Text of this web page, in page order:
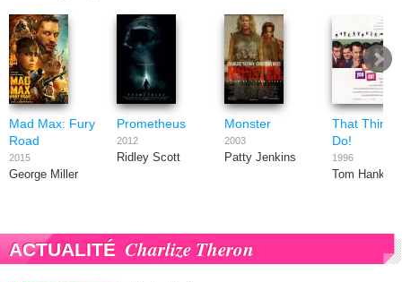
Mad Max: Fury
Road
2015
George Miller
Prometheus
2012
Ridley Scott
Monster
2003
Patty Jenkins
That Thing
Do!
1996
Tom Hanks
ACTUALITÉ Charlize Theron